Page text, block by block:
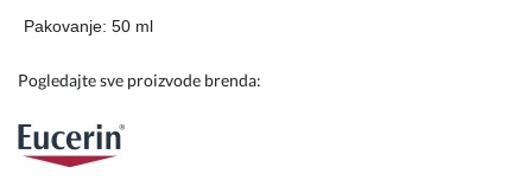
Pakovanje: 50 ml
Pogledajte sve proizvode brenda: